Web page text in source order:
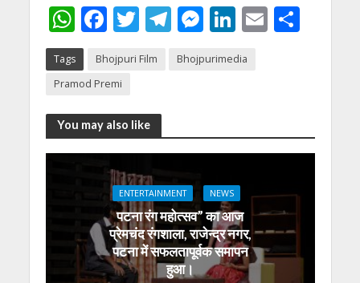
W
h
at
s
A
p
F
e
b
o
o
k
T
itt
T
e
m
M
ss
g
Li
k
n
E S
Tags Bhojpuri Film
Bhojpurimedia
Pramod Premi
You may also like
ENTERTAINMENT NEWS
पटना रंग महोत्सव” का आज
प्रेमचंद रंगशाला, राजेन्द्र नगर,
पटना में सफलतापूर्वक समापन
हुआ।